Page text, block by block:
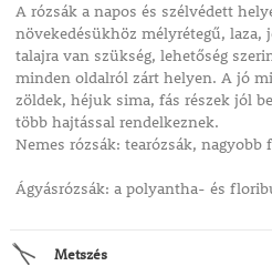
A rózsák a napos és szélvédett
növekedésükhöz mélyrétegű, laza,
talajra van szükség, lehetőség
minden oldalról zárt helyen. A jó
zöldek, héjuk sima, fás részek jól
több hajtással rendelkeznek.
Nemes rózsák: tearózsák,
Ágyásrózsák: a polyantha- és
Metszés